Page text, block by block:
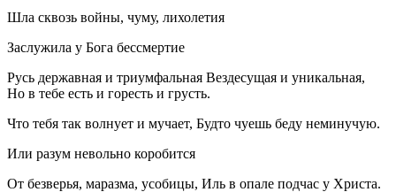
Шла сквозь войны, чуму, лихолетия
Заслужила у Бога бессмертие
Русь державная и триумфальная Вездесущая и уникальная,
Но в тебе есть и горесть и грусть.
Что тебя так волнует и мучает, Будто чуешь беду неминучую.
Или разум невольно коробится
От безверья, маразма, усобицы, Иль в опале подчас у Христа.